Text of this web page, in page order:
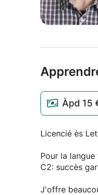
Àpd 15
Licencié ès
Pour la
C2: succès
J'offre